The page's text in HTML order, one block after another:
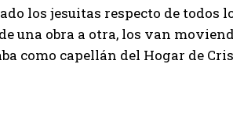
los jesuitas respecto de todos
una obra a otra, los van
como capellán del Hogar de